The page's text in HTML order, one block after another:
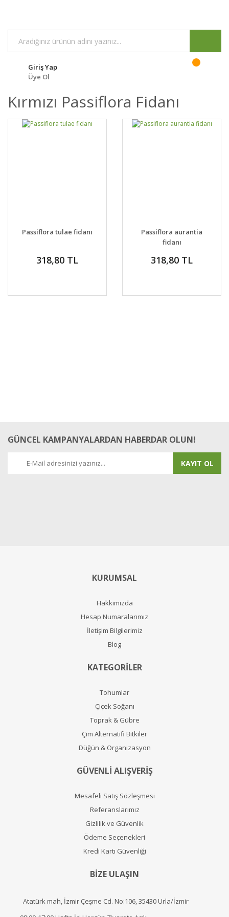
Giriş Yap
Üye Ol
Kırmızı Passiflora Fidanı
DETAYLAR
VER
Passiflora tulae fidanı
318,80 TL
DETAYLAR
VER
Passiflora aurantia
fidanı
318,80 TL
GÜNCEL KAMPANYALARDAN HABERDAR OLUN!
KAYIT OL
KURUMSAL
Hakkımızda
Hesap Numaralarımız
İletişim Bilgilerimiz
Blog
KATEGORİLER
Tohumlar
Çiçek Soğanı
Toprak & Gübre
Çim Alternatifi Bitkiler
Düğün & Organizasyon
GÜVENLİ ALIŞVERİŞ
Mesafeli Satış Sözleşmesi
Referanslarımız
Gizlilik ve Güvenlik
Ödeme Seçenekleri
Kredi Kartı Güvenliği
BİZE ULAŞIN
Atatürk mah, İzmir Çeşme Cd. No:106, 35430 Urla/İzmir